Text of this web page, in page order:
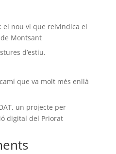
el nou vi que reivindica el
Montsant
d’estiu.
que va molt més enllà
un projecte per
digital del Priorat